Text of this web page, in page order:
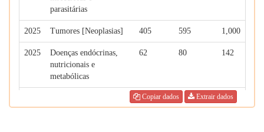
parasitárias
2025 Tumores [Neoplasias] 405 595 1,000
2025
Doenças endócrinas,
nutricionais e
metabólicas
62 80 142
circulatório
300 343 643
Extrair dados
Copiar dados